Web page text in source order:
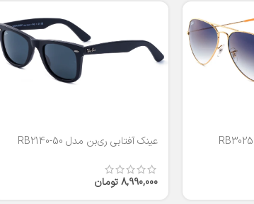
عینک آفتابی ری‌بن مدل RB2140-50
8,990,000 تومان